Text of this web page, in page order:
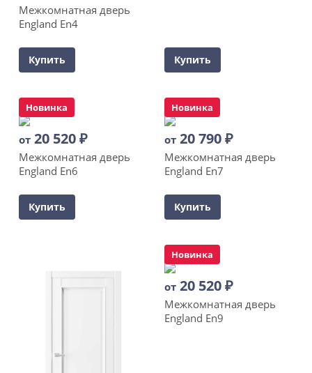
Межкомнатная дверь
England En4
Купить Купить
Новинка
от 20 520₽
Межкомнатная дверь
England En6
Купить
Новинка
от 20 790₽
Межкомнатная дверь
England En7
Купить
Новинка
от 20 520₽
Межкомнатная дверь
England En9